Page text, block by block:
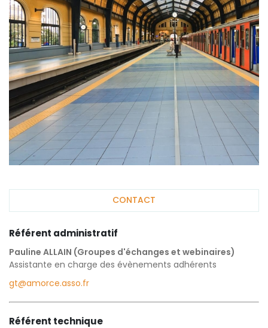
CONTACT
Référent administratif
Pauline ALLAIN (Groupes d'échanges et webinaires)
Assistante en charge des évènements adhérents
gt@amorce.asso.fr
Référent technique